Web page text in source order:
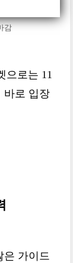
감
으로는 11
바로 입장
은 가이드